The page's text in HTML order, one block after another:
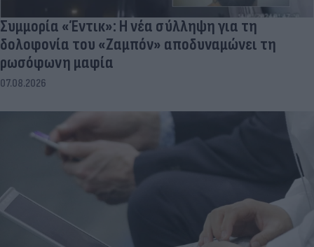
Συμμορία «Έντικ»: Η νέα σύλληψη για τη
δολοφονία του «Ζαμπόν» αποδυναμώνει τη
ρωσόφωνη μαφία
07.08.2026